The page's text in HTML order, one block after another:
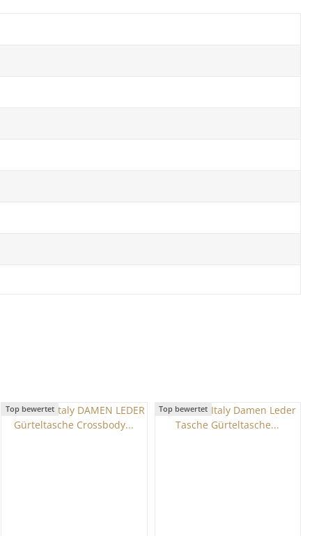
Top bewertet Top bewertet